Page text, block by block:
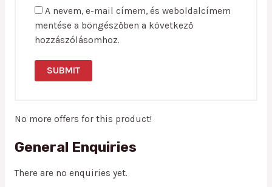
A nevem, e-mail címem, és weboldalcímem
mentése a böngészőben a következő
hozzászólásomhoz.
No more offers for this product!
General Enquiries
There are no enquiries yet.